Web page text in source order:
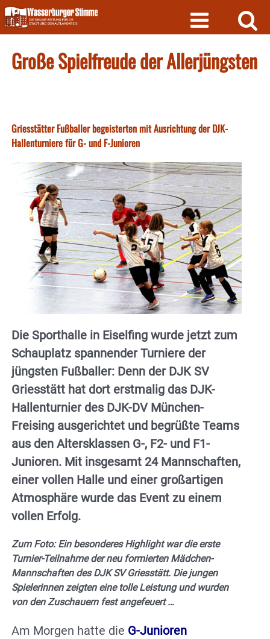
Skip
to
content
Große Spielfreude der Allerjüngsten
Griesstätter Fußballer begeisterten mit Ausrichtung der DJK-
Hallenturniere für G- und F-Junioren
Die Sporthalle in Eiselfing wurde jetzt zum
Schauplatz spannender Turniere der
jüngsten Fußballer: Denn der DJK SV
Griesstätt hat dort erstmalig das DJK-
Hallenturnier des DJK-DV München-
Freising ausgerichtet und begrüßte Teams
aus den Altersklassen G-, F2- und F1-
Junioren. Mit insgesamt 24 Mannschaften,
einer vollen Halle und einer großartigen
Atmosphäre wurde das Event zu einem
vollen Erfolg.
Zum Foto: Ein besonderes Highlight war die erste
Turnier-Teilnahme der neu formierten Mädchen-
Mannschaften des DJK SV Griesstätt. Die jungen
Spielerinnen zeigten eine tolle Leistung und wurden
von den Zuschauern fest angefeuert …
Am Morgen hatte die G-Junioren